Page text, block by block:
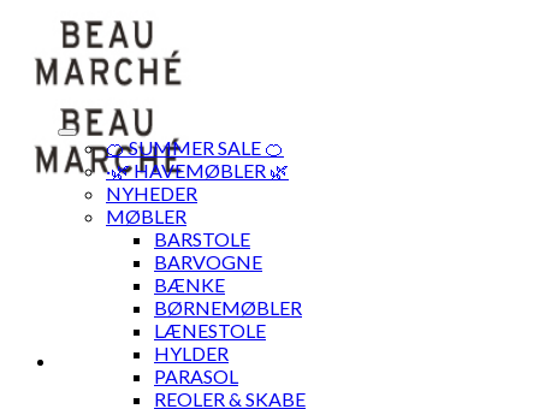
content
🍊 SUMMER SALE 🍊
·🌿 HAVEMØBLER 🌿
NYHEDER
MØBLER
BARSTOLE
BARVOGNE
BÆNKE
BØRNEMØBLER
LÆNESTOLE
HYLDER
PARASOL
REOLER & SKABE